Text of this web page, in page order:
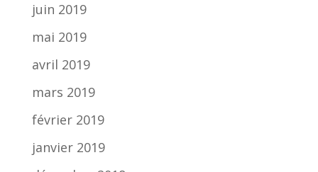
juin 2019
mai 2019
avril 2019
mars 2019
février 2019
janvier 2019